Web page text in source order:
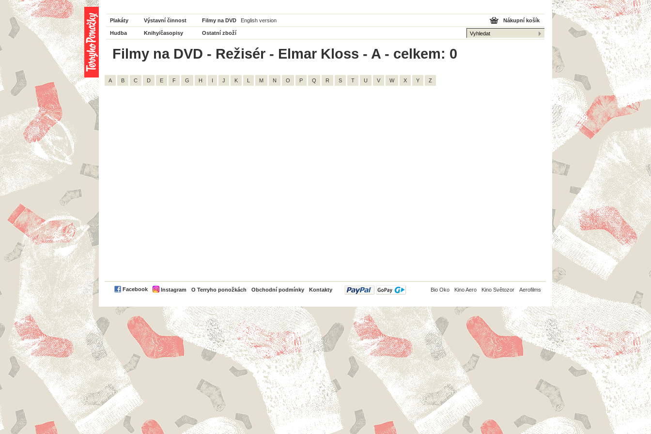
Plakáty Výstavní činnost Filmy na DVD English version
Hudba Knihy/časopisy Ostatní zboží
Nákupní košík
Filmy na DVD - Režisér - Elmar Kloss - A - celkem: 0
A B C D E F G H I J K L M N O P Q R S T U V W X Y Z
Facebook Instagram O Terryho ponožkách Obchodní podmínky Kontakty
PayPal Bio Oko Kino Aero Kino Světozor Aerofilms